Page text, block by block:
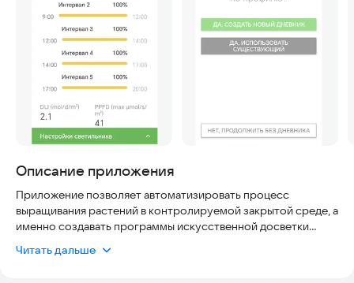
Описание приложения
Приложение позволяет автоматизировать процесс
выращивания растений в контролируемой закрытой среде, а
именно создавать программы искусственной досветки
урожайность, сокращает время выращивания, улучшает
Читать дальше